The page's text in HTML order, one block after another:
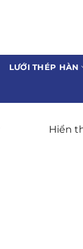
LƯỚI THÉP HÀN
Hiển